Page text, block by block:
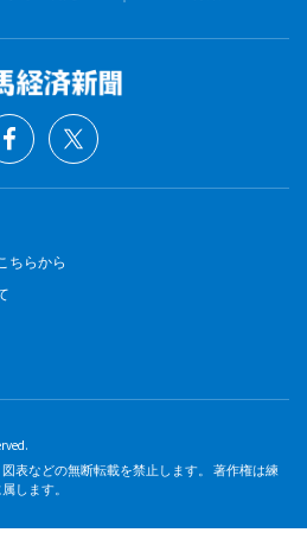
ちらから
表などの無断転載を禁止します。 著作権は練
します。